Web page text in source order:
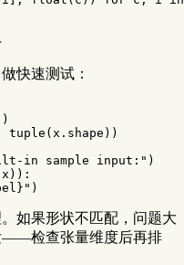
做快速测试：
])
tuple ( x . shape ))
in sample input:" )
x )):
} " )
如果形状不匹配，问题大
——检查张量维度后再排